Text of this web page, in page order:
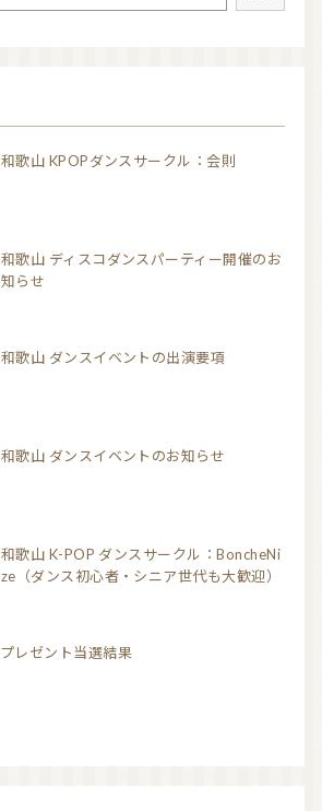
和歌山 KPOPダンスサークル：会則
和歌山 ディスコダンスパーティー開催のお
知らせ
和歌山 ダンスイベントの出演要項
和歌山 ダンスイベントのお知らせ
和歌山 K-POP ダンスサークル：BoncheNi
ze（ダンス初心者・シニア世代も大歓迎）
プレゼント当選結果